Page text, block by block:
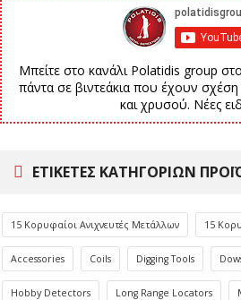
Μπείτε στο κανάλι Polatidis group
πάντα σε βιντεάκια που έχουν
και χρυσού. Νέες
ΕΤΙΚΈΤΕΣ ΚΑΤΗΓΟΡΙΏΝ
15 Κορυφαίοι Ανιχνευτές Μετάλλων 15
Accessories Coils Digging Tools
Hobby Detectors Long Range Locators